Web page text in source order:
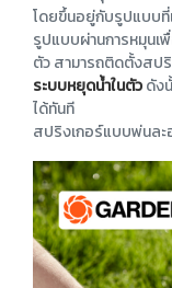
โดยขึ้นอยู่กับรูปแบบที่
รูปแบบผ่านการหมุนเ
ตัว สามารถติดตั้งสป
ระบบหยุดน้ำในตัวดัง
ได้ทันที
สปริงเกอร์แบบพ่นล